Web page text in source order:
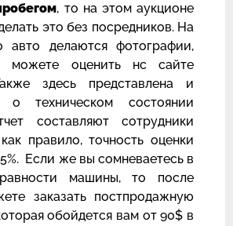
, то на этом аукционе
это без посредников. На
авто делаются фотографии,
можете оценить нс сайте
здесь представлена и
о техническом состоянии
составляют сотрудники
правило, точность оценки
Если же вы сомневаетесь в
машины, то после
заказать постпродажную
обойдется вам от 90$ в